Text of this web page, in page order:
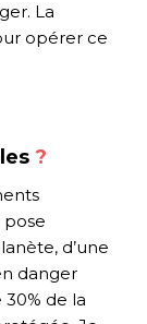
La
opérer ce
?
pose
d’une
danger
de la